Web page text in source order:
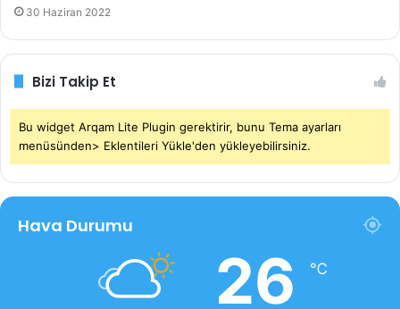
30 Haziran 2022
Bizi Takip Et
Bu widget Arqam Lite Plugin gerektirir, bunu Tema ayarları
menüsünden> Eklentileri Yükle'den yükleyebilirsiniz.
Hava Durumu
26 ℃